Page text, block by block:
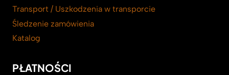
Transport / Uszkodzenia w transporcie
Śledzenie zamówienia
Katalog
PŁATNOŚCI